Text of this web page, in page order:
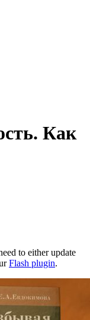
Как
to either update
Flash plugin.